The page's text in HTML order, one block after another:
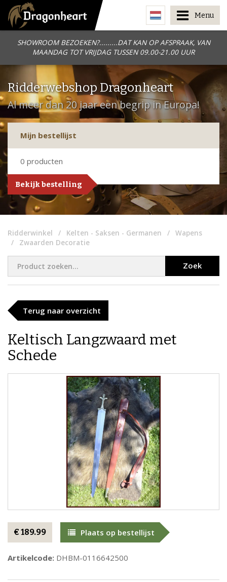
SHOWROOM BEZOEKEN?.........DAT KAN OP AFSPRAAK, VAN
MAANDAG TOT VRIJDAG TUSSEN 09.00-21.00 UUR
Menu
Ridderwebshop Dragonheart
Al meer dan 20 jaar een begrip in Europa!
Mijn bestellijst
0 producten
Bekijk bestelling
Ridderwinkel Kelten - Saksen - Germanen
Wapens
Zwaarden Decoratie
Zoek
Terug naar overzicht
Keltisch Langzwaard met
Schede
€ 189.99 Plaats op bestellijst
Artikelcode: DHBM-0116642500